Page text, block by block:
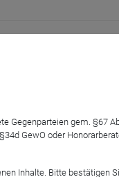
gem. §67
GewO oder
Inhalte. Bitte bestätigen